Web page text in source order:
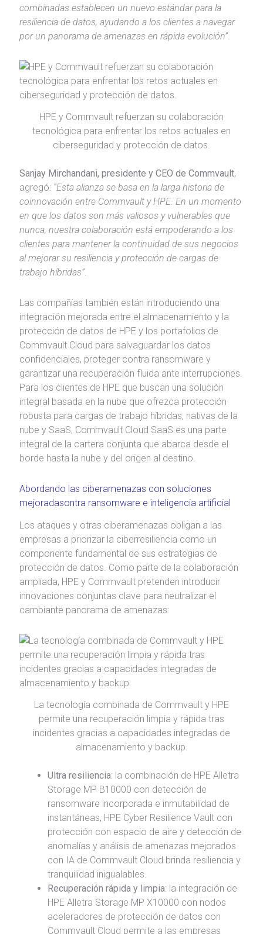
combinadas establecen un nuevo estándar para la
resiliencia de datos, ayudando a los clientes a navegar
por un panorama de amenazas en rápida evolución”.
HPE y Commvault refuerzan su colaboración
tecnológica para enfrentar los retos actuales en
ciberseguridad y protección de datos.
Sanjay Mirchandani, presidente y CEO de Commvault,
agregó: “Esta alianza se basa en la larga historia de
coinnovación entre Commvault y HPE. En un momento
en que los datos son más valiosos y vulnerables que
nunca, nuestra colaboración está empoderando a los
clientes para mantener la continuidad de sus negocios
al mejorar su resiliencia y protección de cargas de
trabajo híbridas”.
Las compañías también están introduciendo una
integración mejorada entre el almacenamiento y la
protección de datos de HPE y los portafolios de
Commvault Cloud para salvaguardar los datos
confidenciales, proteger contra ransomware y
garantizar una recuperación fluida ante interrupciones.
Para los clientes de HPE que buscan una solución
integral basada en la nube que ofrezca protección
robusta para cargas de trabajo híbridas, nativas de la
nube y SaaS, Commvault Cloud SaaS es una parte
integral de la cartera conjunta que abarca desde el
borde hasta la nube y del origen al destino.
Abordando las ciberamenazas con soluciones
mejoradasontra ransomware e inteligencia artificial
Los ataques y otras ciberamenazas obligan a las
empresas a priorizar la ciberresiliencia como un
componente fundamental de sus estrategias de
protección de datos. Como parte de la colaboración
ampliada, HPE y Commvault pretenden introducir
innovaciones conjuntas clave para neutralizar el
cambiante panorama de amenazas:
La tecnología combinada de Commvault y HPE
permite una recuperación limpia y rápida tras
incidentes gracias a capacidades integradas de
almacenamiento y backup.
Ultra resiliencia: la combinación de HPE Alletra
Storage MP B10000 con detección de
ransomware incorporada e inmutabilidad de
instantáneas, HPE Cyber ​​Resilience Vault con
protección con espacio de aire y detección de
anomalías y análisis de amenazas mejorados
con IA de Commvault Cloud brinda resiliencia y
tranquilidad inigualables.
Recuperación rápida y limpia: la integración de
HPE Alletra Storage MP X10000 con nodos
aceleradores de protección de datos con
Commvault Cloud permite a las empresas